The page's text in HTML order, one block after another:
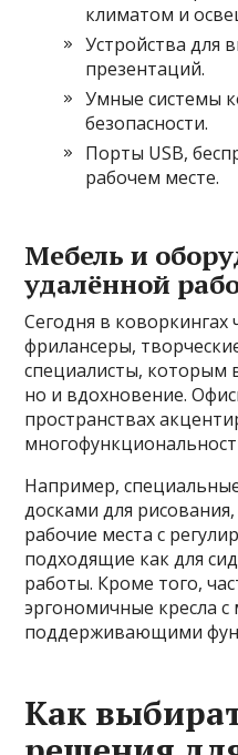
климатом и
Устройства для
презентаций.
Умные системы
безопасности.
Порты USB,
рабочем месте.
Мебель и
удалённой
Сегодня в коворкингах
фрилансеры,
специалисты, которым
но и вдохновение.
пространствах
Например,
досками для
рабочие места с
подходящие как для
работы. Кроме того,
эргономичные кресла с
поддерживающими
Как